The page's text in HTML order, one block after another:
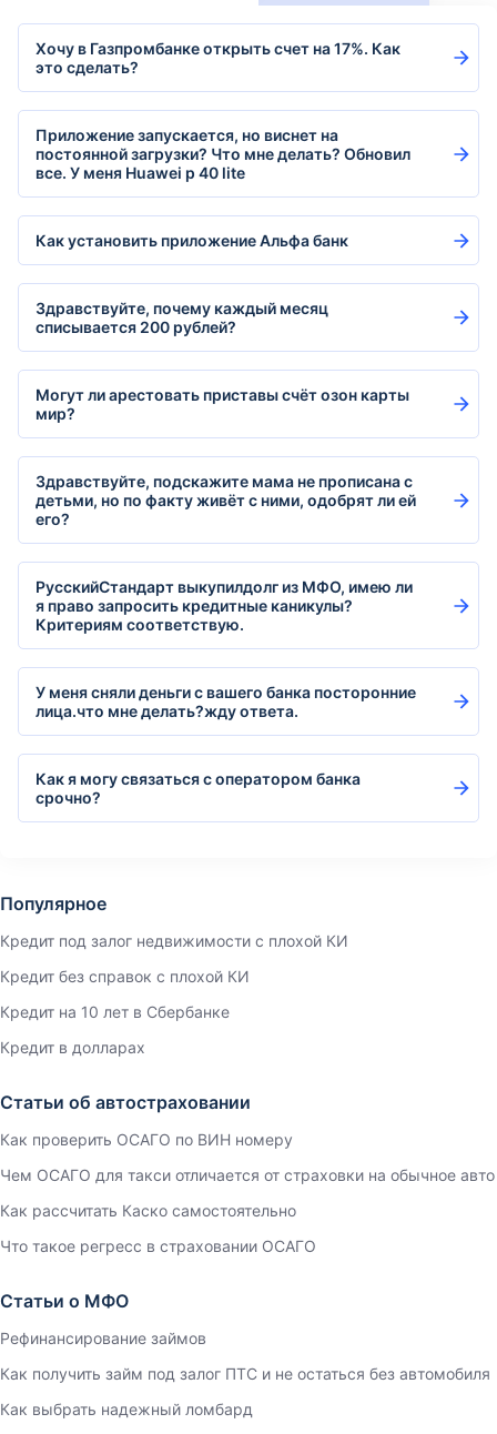
Хочу в Газпромбанке открыть счет на 17%. Как
это сделать?
Приложение запускается, но виснет на
постоянной загрузки? Что мне делать? Обновил
все. У меня Huawei p 40 lite
Как установить приложение Альфа банк
Здравствуйте, почему каждый месяц
списывается 200 рублей?
Могут ли арестовать приставы счёт озон карты
мир?
Здравствуйте, подскажите мама не прописана с
детьми, но по факту живёт с ними, одобрят ли ей
его?
РусскийСтандарт выкупилдолг из МФО, имею ли
я право запросить кредитные каникулы?
Критериям соответствую.
У меня сняли деньги с вашего банка посторонние
лица.что мне делать?жду ответа.
Как я могу связаться с оператором банка
срочно?
Популярное
Кредит под залог недвижимости с плохой КИ
Кредит без справок с плохой КИ
Кредит на 10 лет в Сбербанке
Кредит в долларах
Статьи об автостраховании
Как проверить ОСАГО по ВИН номеру
Чем ОСАГО для такси отличается от страховки на обычное авто
Как рассчитать Каско самостоятельно
Что такое регресс в страховании ОСАГО
Статьи о МФО
Рефинансирование займов
Как получить займ под залог ПТС и не остаться без автомобиля
Как выбрать надежный ломбард